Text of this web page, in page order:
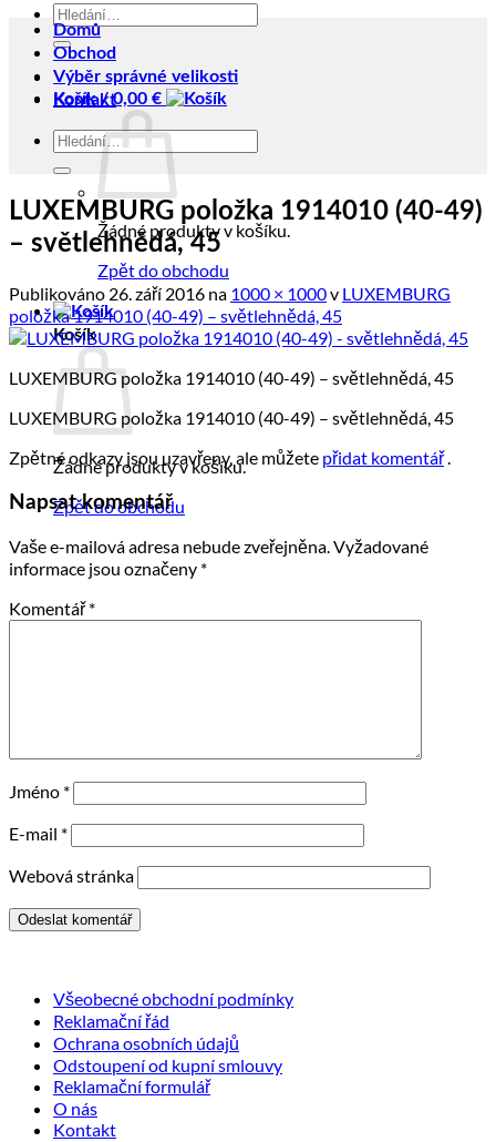
Hledat:
Košík /0,00 €
Žádné produkty v košíku.
Zpět do obchodu
Košík
Žádné produkty v košíku.
Zpět do obchodu
Domů
Obchod
Výběr správné velikosti
Kontakt
Hledat:
LUXEMBURG položka 1914010 (40-49)
– světlehnědá, 45
Publikováno 26. září 2016 na 1000 × 1000v LUXEMBURG
položka 1914010 (40-49) – světlehnědá, 45
LUXEMBURG položka 1914010 (40-49) – světlehnědá, 45
LUXEMBURG položka 1914010 (40-49) – světlehnědá, 45
Zpětné odkazy jsou uzavřeny, ale můžete přidat komentář.
Napsat komentář
Vaše e-mailová adresa nebude zveřejněna.Vyžadované
informace jsou označeny *
Komentář*
Jméno *
E-mail *
Webová stránka
Všeobecné obchodní podmínky
Reklamační řád
Ochrana osobních údajů
Odstoupení od kupní smlouvy
Reklamační formulář
O nás
Kontakt